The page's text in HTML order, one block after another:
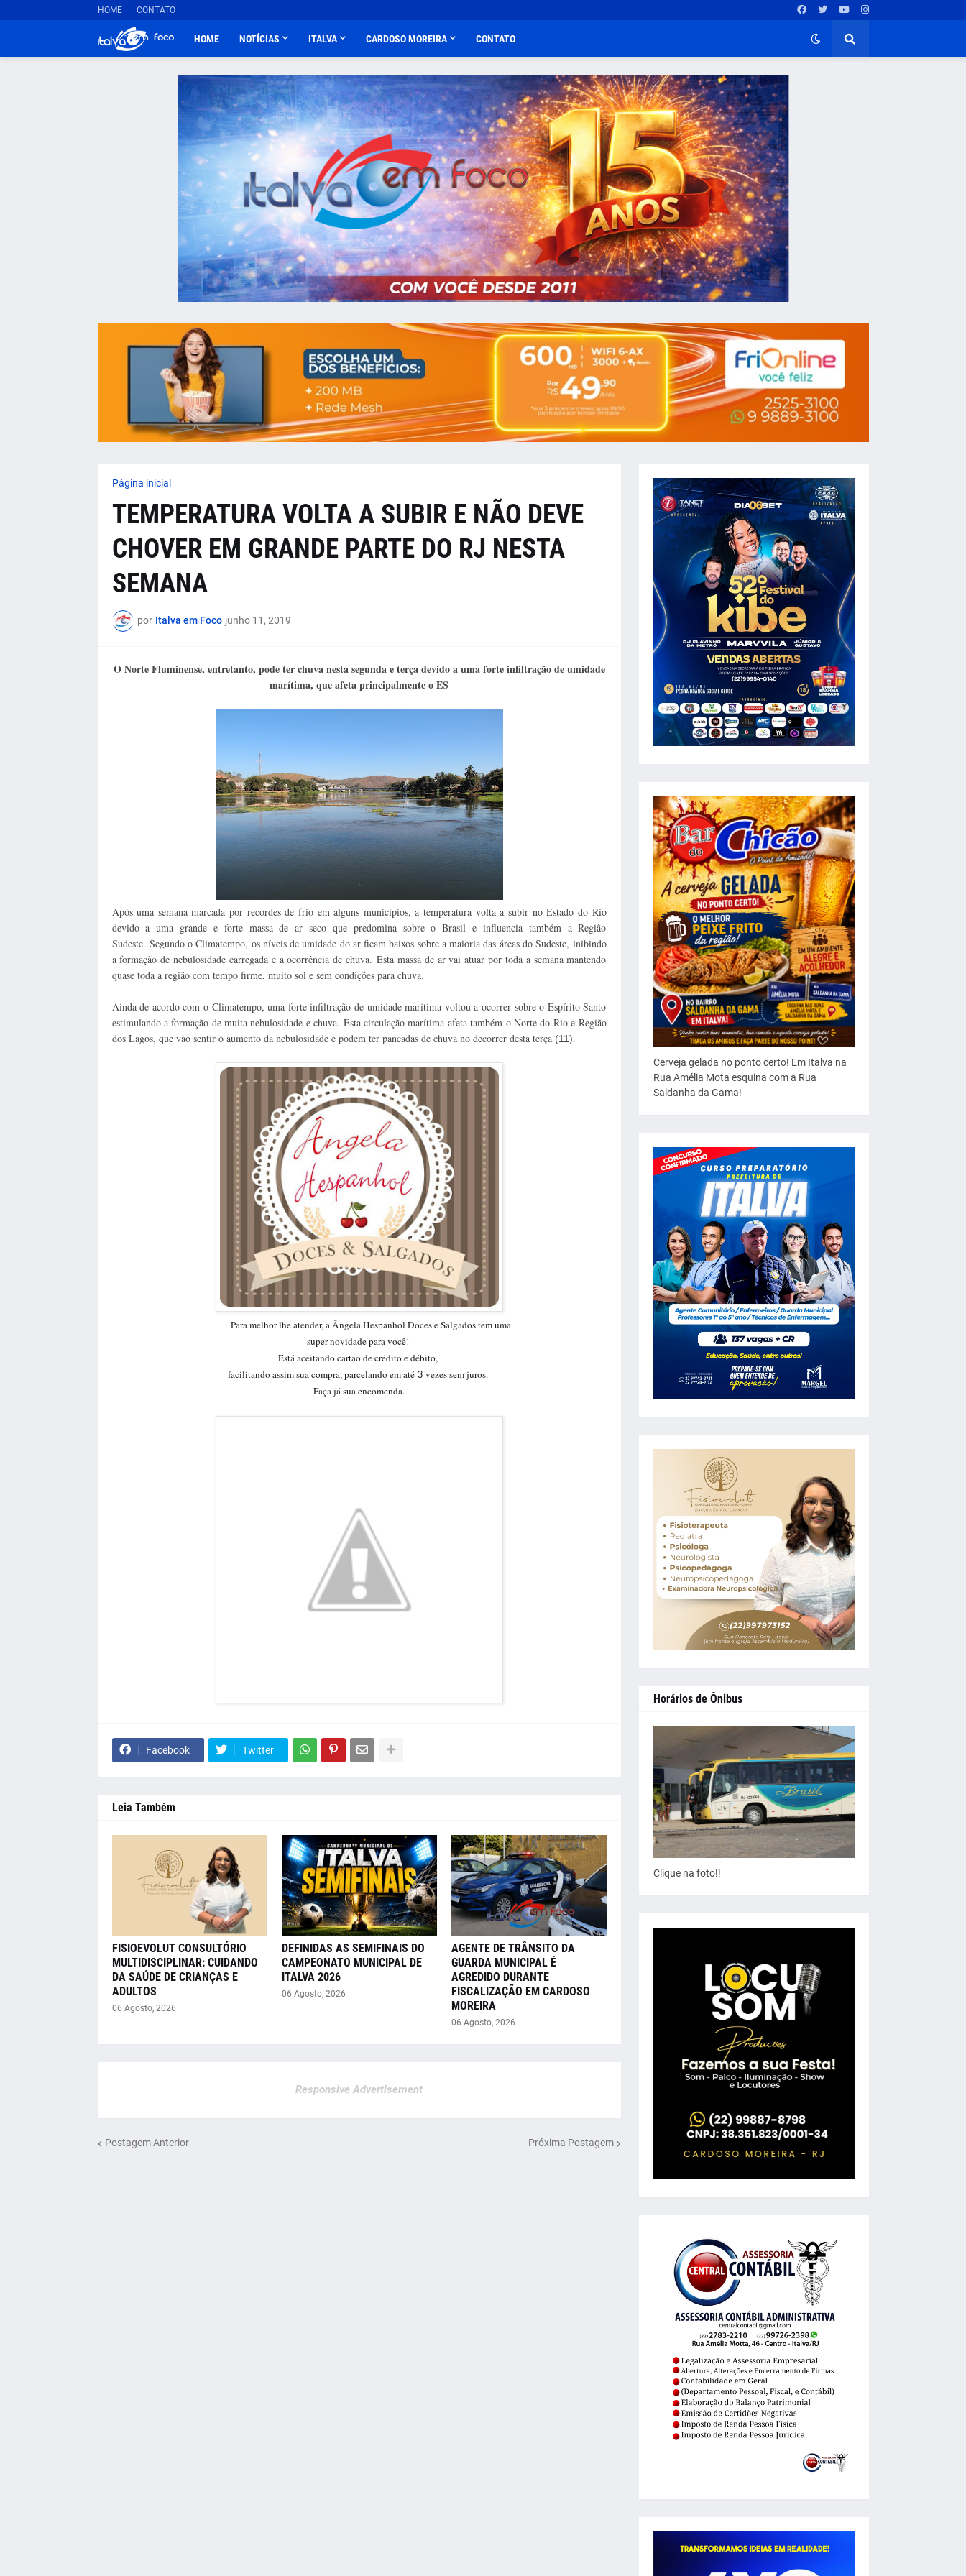
HOME CONTATO
HOME NOTÍCIAS ITALVA CARDOSO MOREIRA CONTATO
Página inicial
TEMPERATURA VOLTA A SUBIR E NÃO DEVE
CHOVER EM GRANDE PARTE DO RJ NESTA
SEMANA
por Italva em Foco junho 11, 2019
O Norte Fluminense, entretanto, pode ter chuva nesta segunda e terça devido a uma forte infiltração de umidade
marítima, que afeta principalmente o ES
Após uma semana marcada por recordes de frio em alguns municípios, a temperatura volta a subir no Estado do Rio
devido a uma grande e forte massa de ar seco que predomina sobre o Brasil e influencia também a Região
Sudeste. Segundo o Climatempo, os níveis de umidade do ar ficam baixos sobre a maioria das áreas do Sudeste, inibindo
a formação de nebulosidade carregada e a ocorrência de chuva. Esta massa de ar vai atuar por toda a semana mantendo
quase toda a região com tempo firme, muito sol e sem condições para chuva.
Ainda de acordo com o Climatempo, uma forte infiltração de umidade marítima voltou a ocorrer sobre o Espírito Santo
estimulando a formação de muita nebulosidade e chuva. Esta circulação marítima afeta também o Norte do Rio e Região
dos Lagos, que vão sentir o aumento da nebulosidade e podem ter pancadas de chuva no decorrer desta terça (11).
Para melhor lhe atender, a Ângela Hespanhol Doces e Salgados tem uma
super novidade para você!
Está aceitando cartão de crédito e débito,
facilitando assim sua compra, parcelando em até 3vezes sem juros.
Faça já sua encomenda.
Facebook Twitter
Leia Também
FISIOEVOLUT CONSULTÓRIO
MULTIDISCIPLINAR: CUIDANDO
DA SAÚDE DE CRIANÇAS E
ADULTOS
06 Agosto, 2026
DEFINIDAS AS SEMIFINAIS DO
CAMPEONATO MUNICIPAL DE
ITALVA 2026
06 Agosto, 2026
AGENTE DE TRÂNSITO DA
GUARDA MUNICIPAL É
AGREDIDO DURANTE
FISCALIZAÇÃO EM CARDOSO
MOREIRA
06 Agosto, 2026
Responsive Advertisement
Postagem Anterior Próxima Postagem
Cerveja gelada no ponto certo! Em Italva na
Rua Amélia Mota esquina com a Rua
Saldanha da Gama!
Horários de Ônibus
Clique na foto!!